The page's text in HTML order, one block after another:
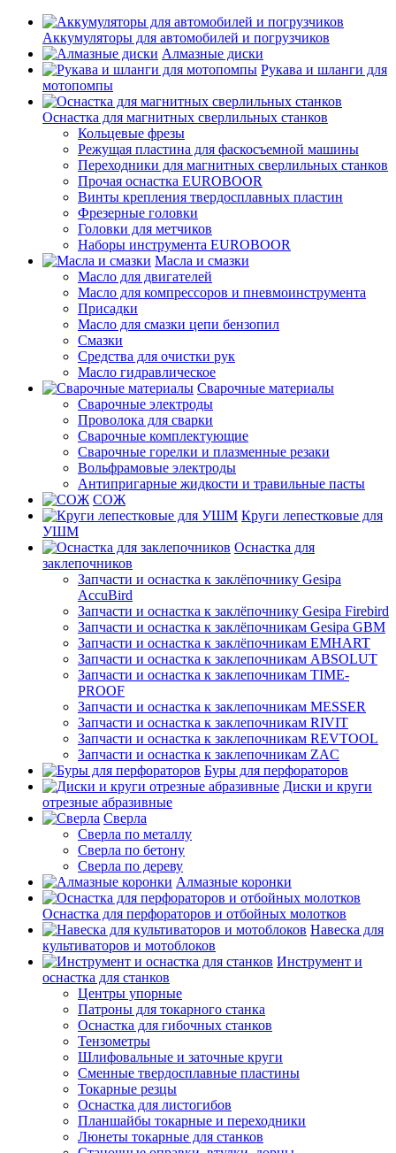
Аккумуляторы для автомобилей и погрузчиков
Алмазные диски
Рукава и шланги для
мотопомпы
Оснастка для магнитных сверлильных станков
Кольцевые фрезы
Режущая пластина для фаскосъемной машины
Переходники для магнитных сверлильных станков
Прочая оснастка EUROBOOR
Винты крепления твердосплавных пластин
Фрезерные головки
Головки для метчиков
Наборы инструмента EUROBOOR
Масла и смазки
Масло для двигателей
Масло для компрессоров и пневмоинструмента
Присадки
Масло для смазки цепи бензопил
Смазки
Средства для очистки рук
Масло гидравлическое
Сварочные материалы
Сварочные электроды
Проволока для сварки
Сварочные комплектующие
Сварочные горелки и плазменные резаки
Вольфрамовые электроды
Антипригарные жидкости и травильные пасты
СОЖ
Круги лепестковые для
УШМ
Оснастка для
заклепочников
Запчасти и оснастка к заклёпочнику Gesipa
AccuBird
Запчасти и оснастка к заклёпочнику Gesipa Firebird
Запчасти и оснастка к заклёпочникам Gesipa GBM
Запчасти и оснастка к заклёпочникам EMHART
Запчасти и оснастка к заклепочникам ABSOLUT
Запчасти и оснастка к заклепочникам TIME-
PROOF
Запчасти и оснастка к заклепочникам MESSER
Запчасти и оснастка к заклепочникам RIVIT
Запчасти и оснастка к заклепочникам REVTOOL
Запчасти и оснастка к заклепочникам ZAC
Буры для перфораторов
Диски и круги
отрезные абразивные
Сверла
Сверла по металлу
Сверла по бетону
Сверла по дереву
Алмазные коронки
Оснастка для перфораторов и отбойных молотков
Навеска для
культиваторов и мотоблоков
Инструмент и
оснастка для станков
Центры упорные
Патроны для токарного станка
Оснастка для гибочных станков
Тензометры
Шлифовальные и заточные круги
Сменные твердосплавные пластины
Токарные резцы
Оснастка для листогибов
Планшайбы токарные и переходники
Люнеты токарные для станков